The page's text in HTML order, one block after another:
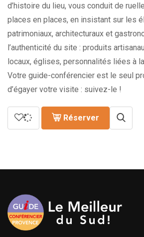
d’histoire du lieu, vous conduit de
places en places, en insistant sur les
patrimoniaux, architecturaux et
l’authenticité du site : produits
locaux, églises, personnalités liées à
Votre guide-conférencier est le seul
d’égayer votre visite : suivez-le !
Réserver